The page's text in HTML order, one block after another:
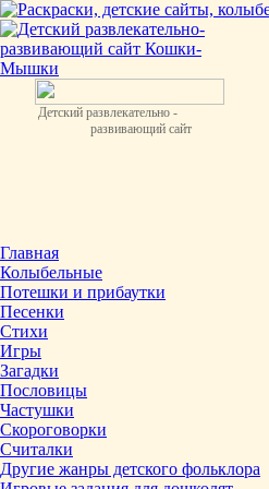
Детский развлекательно -
развивающий сайт
Главная
Колыбельные
Потешки и прибаутки
Песенки
Стихи
Игры
Загадки
Пословицы
Частушки
Скороговорки
Считалки
Другие жанры детского фольклора